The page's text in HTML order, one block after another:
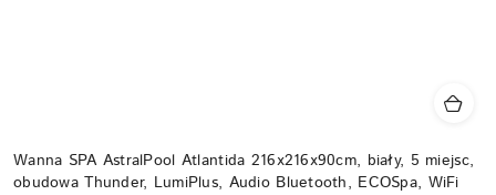
Wanna SPA AstralPool Atlantida 216x216x90cm, biały, 5 miejsc,
obudowa Thunder, LumiPlus, Audio Bluetooth, ECOSpa, WiFi